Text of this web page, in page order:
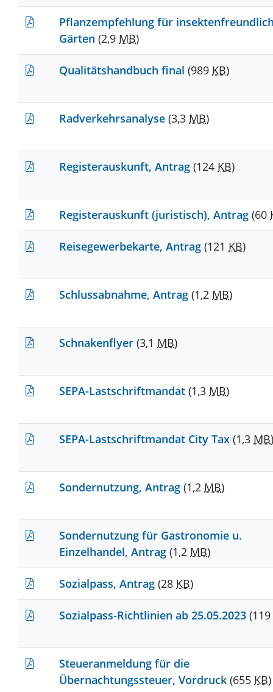
Pflanzempfehlung für
Gärten (2,9 MB)
Qualitätshandbuch final (989 KB)
Radverkehrsanalyse (3,3 MB)
Registerauskunft, Antrag (124 KB)
Registerauskunft (juristisch), Antrag (60
Reisegewerbekarte, Antrag (121 KB)
Schlussabnahme, Antrag (1,2 MB)
Schnakenflyer (3,1 MB)
SEPA-Lastschriftmandat (1,3 MB)
SEPA-Lastschriftmandat City Tax (1,3 MB)
Sondernutzung, Antrag (1,2 MB)
Sondernutzung für Gastronomie u.
Einzelhandel, Antrag (1,2 MB)
Sozialpass, Antrag (28 KB)
Sozialpass-Richtlinien ab 25.05.2023 (119
Steueranmeldung für die
Übernachtungssteuer, Vordruck (655 KB)